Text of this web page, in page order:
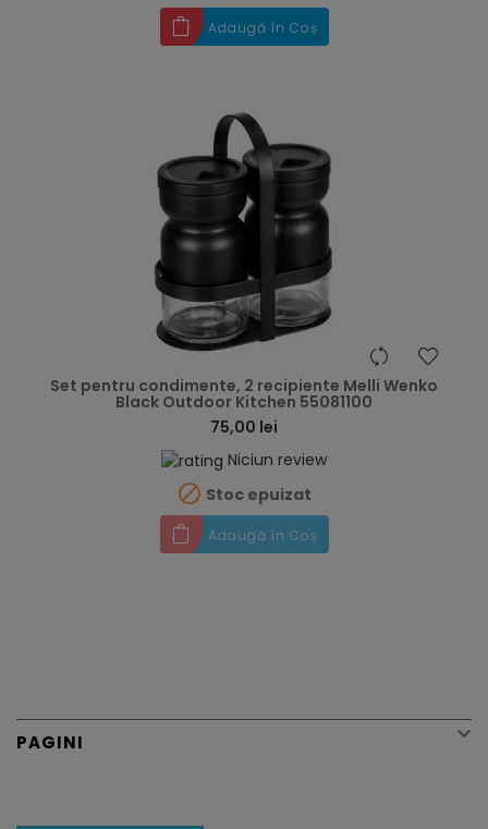
Adaugă în Coș
Set pentru condimente, 2 recipiente Melli Wenko
Black Outdoor Kitchen 55081100
75,00 lei
Niciun review
 Stoc epuizat
Adaugă în Coș
PAGINI 